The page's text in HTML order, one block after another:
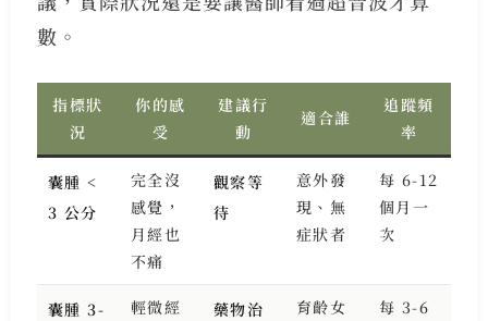
數。
指標狀
況
你的感
受
建議行
動
適合誰
追蹤頻
率
囊腫 <
3 公分
完全沒
感覺，
月經也
不痛
觀察等
待
意外發
現、無
症狀者
每 6-12
個月一
次
囊腫 3-
輕微經
藥物治
育齡女
每 3-6